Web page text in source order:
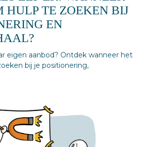
HULP TE ZOEKEN BIJ
EN
eigen aanbod? Ontdek wanneer het
bij je positionering,